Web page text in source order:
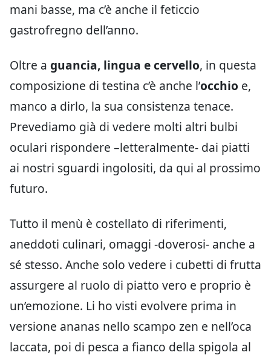
mani basse, ma c’è anche il feticcio
gastrofregno dell’anno.
Oltre a guancia, lingua e cervello, in questa
composizione di testina c’è anche l’occhio e,
manco a dirlo, la sua consistenza tenace.
Prevediamo già di vedere molti altri bulbi
oculari rispondere –letteralmente- dai piatti
ai nostri sguardi ingolositi, da qui al prossimo
futuro.
Tutto il menù è costellato di riferimenti,
aneddoti culinari, omaggi -doverosi- anche a
sé stesso. Anche solo vedere i cubetti di frutta
assurgere al ruolo di piatto vero e proprio è
un’emozione. Li ho visti evolvere prima in
versione ananas nello scampo zen e nell’oca
laccata, poi di pesca a fianco della spigola al